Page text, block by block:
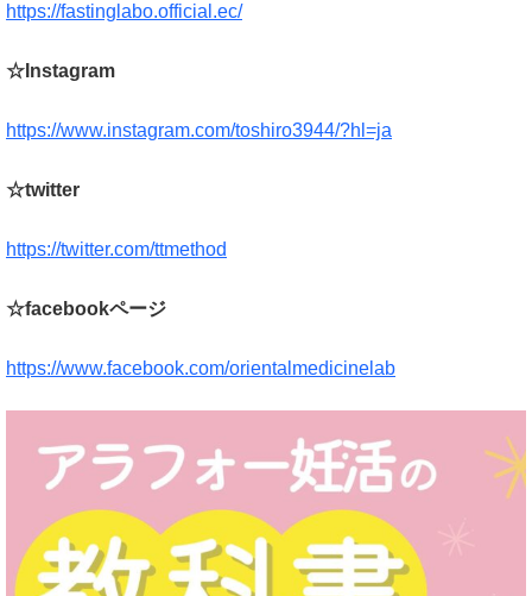
https://fastinglabo.official.ec/
☆Instagram
https://www.instagram.com/toshiro3944/?hl=ja
☆twitter
https://twitter.com/ttmethod
☆facebookページ
https://www.facebook.com/orientalmedicinelab